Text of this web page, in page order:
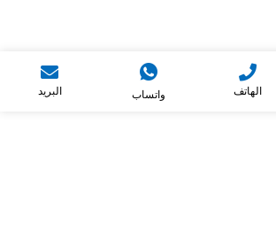
الهاتف واتساب البريد